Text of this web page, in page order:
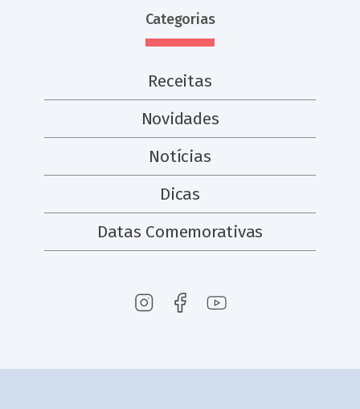
Categorias
Receitas
Novidades
Notícias
Dicas
Datas Comemorativas